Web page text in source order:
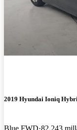
2019 Hyundai Ioniq